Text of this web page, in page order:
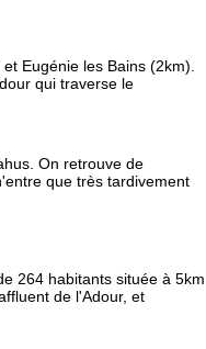
Eugénie les Bains (2km).
qui traverse le
On retrouve de
que très tardivement
264 habitants située à 5km
de l'Adour, et